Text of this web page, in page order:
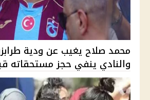
محمد صلاح يغيب عن ودية
والنادي ينفي حجز مستحقاته